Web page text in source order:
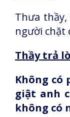
Thưa
người chặt
Thầy trả
Không có
giật anh
không có